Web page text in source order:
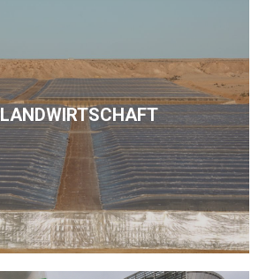
LANDWIRTSCHAFT